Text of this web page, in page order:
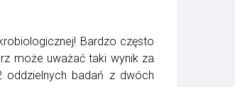
Bardzo często
może uważać taki wynik za
oddzielnych badań z dwóch